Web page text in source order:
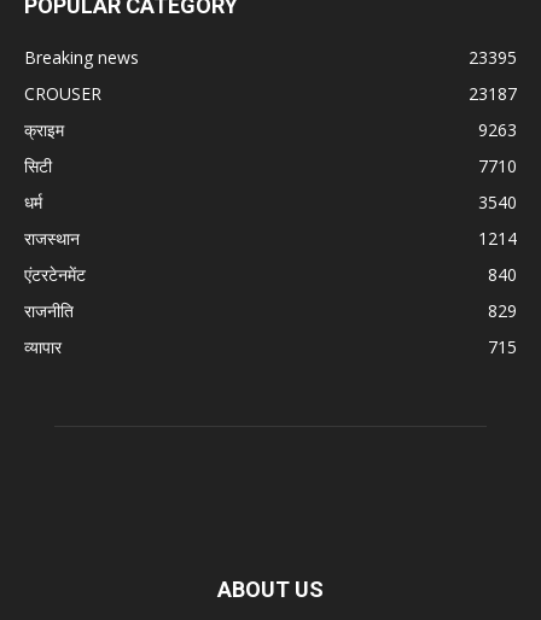
POPULAR CATEGORY
Breaking news
23395
CROUSER
23187
क्राइम
9263
सिटी
7710
धर्म
3540
राजस्थान
1214
एंटरटेनमेंट
840
राजनीति
829
व्यापार
715
ABOUT US